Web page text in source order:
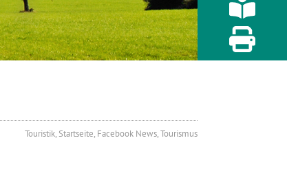
Touristik, Startseite, Facebook News, Tourismus